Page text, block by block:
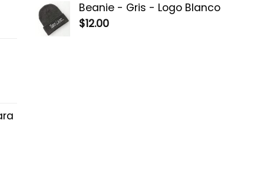
Beanie - Gris - Logo Blanco
$12.00